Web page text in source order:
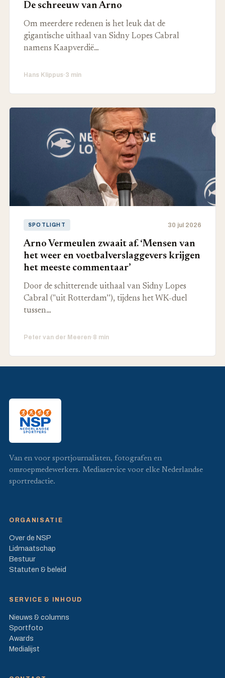
De schreeuw van Arno
Om meerdere redenen is het leuk dat de
gigantische uithaal van Sidny Lopes Cabral
namens Kaapverdië…
Hans Klippus·3 min
SPOTLIGHT 30 jul 2026
Arno Vermeulen zwaait af. ‘Mensen van
het weer en voetbalverslaggevers krijgen
het meeste commentaar’
Door de schitterende uithaal van Sidny Lopes
Cabral ("uit Rotterdam’’), tijdens het WK-duel
tussen…
Peter van der Meeren·8 min
Van en voor sportjournalisten, fotografen en
omroepmedewerkers. Mediaservice voor elke Nederlandse
sportredactie.
ORGANISATIE
Over de NSP
Lidmaatschap
Bestuur
Statuten & beleid
SERVICE & INHOUD
Nieuws & columns
Sportfoto
Awards
Medialijst